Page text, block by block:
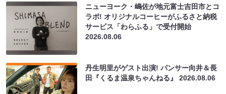
ニューヨーク・嶋佐が地元富士吉田市とコ
ラボ! オリジナルコーヒーがふるさと納税
サービス「わらふる」で受付開始
2026.08.06
丹生明里がゲスト出演! パンサー向井＆長
田『くるま温泉ちゃんねる』2026.08.06